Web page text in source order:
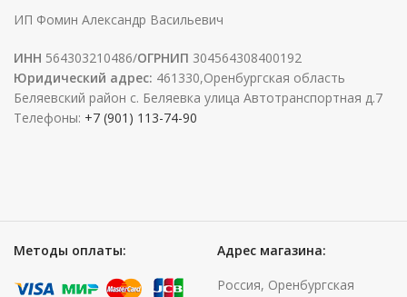
ИП Фомин Александр Васильевич
ИНН 564303210486/ОГРНИП 304564308400192
Юридический адрес: 461330,Оренбургская область
Беляевский район с. Беляевка улица Автотранспортная д.7
Телефоны: +7 (901) 113-74-90
Методы оплаты:
Адрес магазина:
Россия, Оренбургская